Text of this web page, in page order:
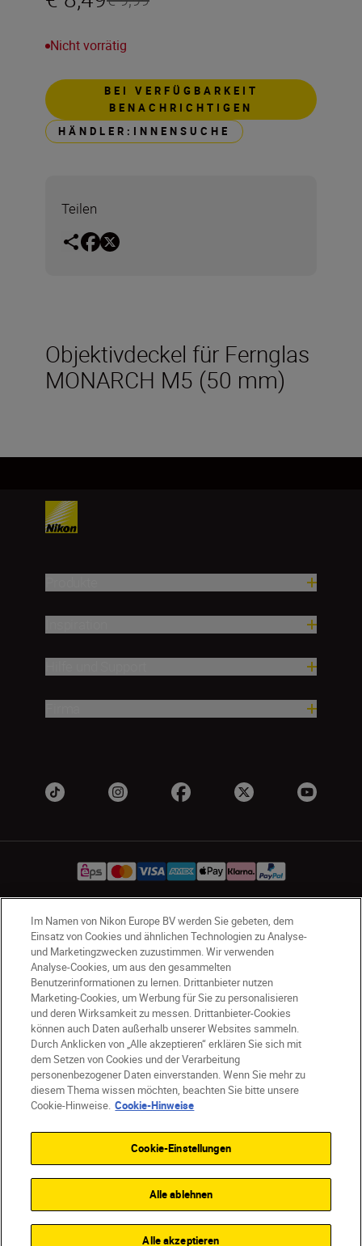
Nicht vorrätig
BEI VERFÜGBARKEIT
BENACHRICHTIGEN
HÄNDLER:INNENSUCHE
Teilen
Objektivdeckel für Fernglas
MONARCH M5 (50 mm)
AT Nikon Sites
Kontaktieren Sie uns
Datenschutzhinweis
Nutzungsbedingungen
Geschäftsbedingungen des Nikon Stores
Cookie-Hinweise
Barrierefreiheit
Cookie-Einstellungen
© 2026 Nikon
Im Namen von Nikon Europe BV werden Sie gebeten, dem
Einsatz von Cookies und ähnlichen Technologien zu Analyse-
und Marketingzwecken zuzustimmen. Wir verwenden
Analyse-Cookies, um aus den gesammelten
Benutzerinformationen zu lernen. Drittanbieter nutzen
Marketing-Cookies, um Werbung für Sie zu personalisieren
und deren Wirksamkeit zu messen. Drittanbieter-Cookies
können auch Daten außerhalb unserer Websites sammeln.
Durch Anklicken von „Alle akzeptieren“ erklären Sie sich mit
dem Setzen von Cookies und der Verarbeitung
personenbezogener Daten einverstanden. Wenn Sie mehr zu
diesem Thema wissen möchten, beachten Sie bitte unsere
Cookie-Hinweise. Cookie-Hinweise
Cookie-Einstellungen
Alle ablehnen
Alle akzeptieren